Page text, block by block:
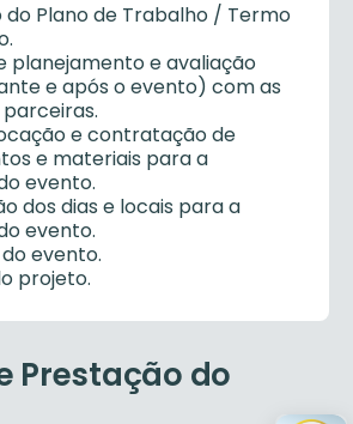
do Plano de Trabalho / Termo
planejamento e avaliação
e após o evento) com as
e contratação de
e materiais para a
evento.
dos dias e locais para a
evento.
evento.
projeto.
Prestação do